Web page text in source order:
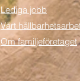
Lediga jobb
Vårt
Om familjeföretaget